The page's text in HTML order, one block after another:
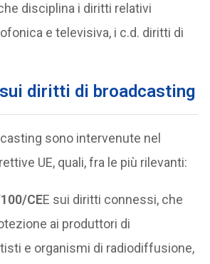
che disciplina i diritti relativi
e televisiva, i c.d. diritti di
diritti di broadcasting
sono intervenute nel
UE, quali, fra le più rilevanti:
CEE sui diritti connessi, che
ai produttori di
e organismi di radiodiffusione,